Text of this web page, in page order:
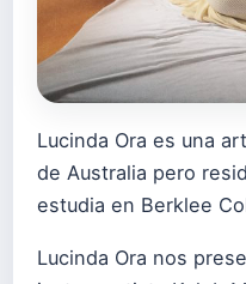
Lucinda Ora es una
de Australia pero
estudia en Berklee
Lucinda Ora nos